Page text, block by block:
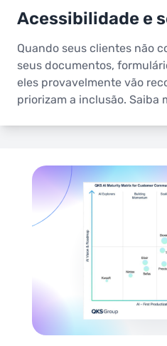
Acessibilidade e
Quando seus clientes não
seus documentos,
eles provavelmente vão
priorizam a inclusão. Saiba